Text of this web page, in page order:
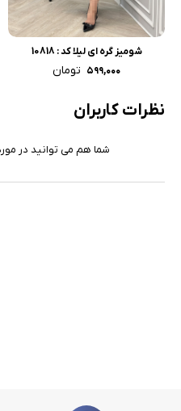
شومیز گره ای لیلا کد : 10818
۵۹۹,۰۰۰ تومان
نظرات کاربران
شما هم می توانید در